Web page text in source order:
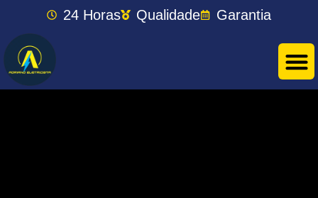
24 Horas Qualidade Garantia